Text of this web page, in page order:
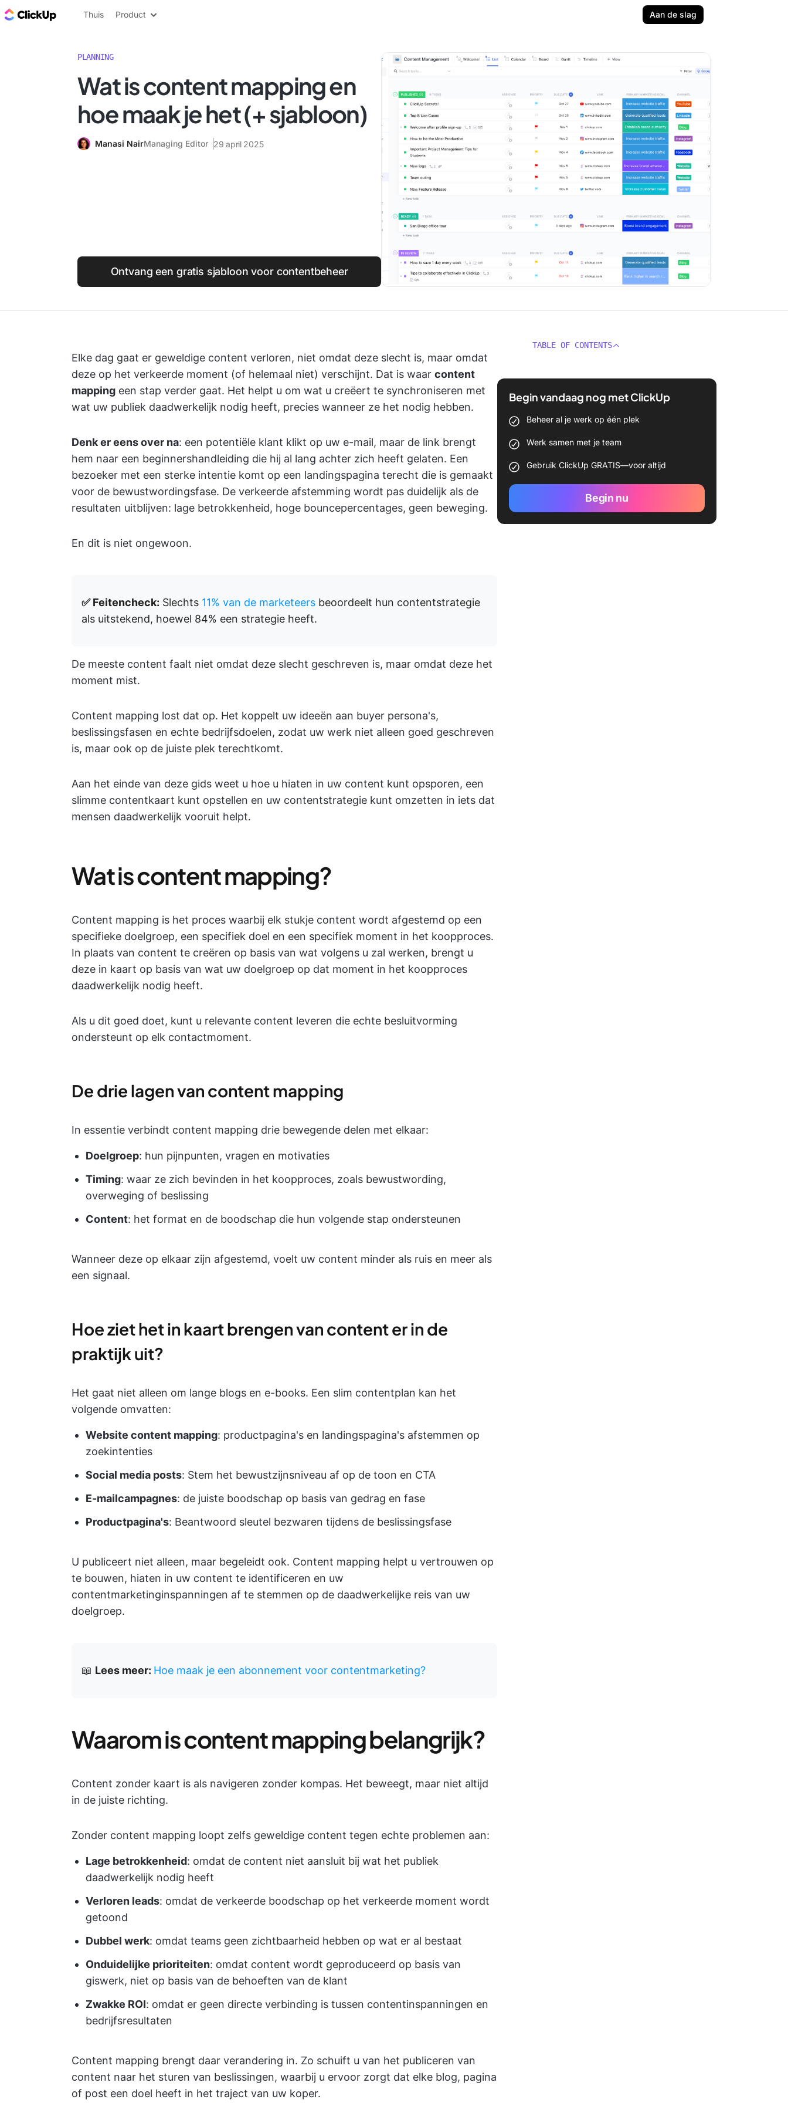
ClickUp Blog
Thuis Product Aan de slag
PLANNING
Wat is content mapping en
hoe maak je het (+ sjabloon)
Manasi NairManaging Editor 29 april 2025
Ontvang een gratis sjabloon voor contentbeheer
Elke dag gaat er geweldige content verloren, niet omdat deze slecht is, maar omdat
deze op het verkeerde moment (of helemaal niet) verschijnt. Dat is waar content
mapping een stap verder gaat. Het helpt u om wat u creëert te synchroniseren met
wat uw publiek daadwerkelijk nodig heeft, precies wanneer ze het nodig hebben.
Denk er eens over na: een potentiële klant klikt op uw e-mail, maar de link brengt
hem naar een beginnershandleiding die hij al lang achter zich heeft gelaten. Een
bezoeker met een sterke intentie komt op een landingspagina terecht die is gemaakt
voor de bewustwordingsfase. De verkeerde afstemming wordt pas duidelijk als de
resultaten uitblijven: lage betrokkenheid, hoge bouncepercentages, geen beweging.
En dit is niet ongewoon.
✅ Feitencheck: Slechts 11% van de marketeers beoordeelt hun contentstrategie
als uitstekend, hoewel 84% een strategie heeft.
De meeste content faalt niet omdat deze slecht geschreven is, maar omdat deze het
moment mist.
Content mapping lost dat op. Het koppelt uw ideeën aan buyer persona's,
beslissingsfasen en echte bedrijfsdoelen, zodat uw werk niet alleen goed geschreven
is, maar ook op de juiste plek terechtkomt.
Aan het einde van deze gids weet u hoe u hiaten in uw content kunt opsporen, een
slimme contentkaart kunt opstellen en uw contentstrategie kunt omzetten in iets dat
mensen daadwerkelijk vooruit helpt.
Wat is content mapping?
Content mapping is het proces waarbij elk stukje content wordt afgestemd op een
specifieke doelgroep, een specifiek doel en een specifiek moment in het koopproces.
In plaats van content te creëren op basis van wat volgens u zal werken, brengt u
deze in kaart op basis van wat uw doelgroep op dat moment in het koopproces
daadwerkelijk nodig heeft.
Als u dit goed doet, kunt u relevante content leveren die echte besluitvorming
ondersteunt op elk contactmoment.
De drie lagen van content mapping
In essentie verbindt content mapping drie bewegende delen met elkaar:
Doelgroep: hun pijnpunten, vragen en motivaties
Timing: waar ze zich bevinden in het koopproces, zoals bewustwording,
overweging of beslissing
Content: het format en de boodschap die hun volgende stap ondersteunen
Wanneer deze op elkaar zijn afgestemd, voelt uw content minder als ruis en meer als
een signaal.
Hoe ziet het in kaart brengen van content er in de
praktijk uit?
Het gaat niet alleen om lange blogs en e-books. Een slim contentplan kan het
volgende omvatten:
Website content mapping: productpagina's en landingspagina's afstemmen op
zoekintenties
Social media posts: Stem het bewustzijnsniveau af op de toon en CTA
E-mailcampagnes: de juiste boodschap op basis van gedrag en fase
Productpagina's: Beantwoord sleutel bezwaren tijdens de beslissingsfase
U publiceert niet alleen, maar begeleidt ook. Content mapping helpt u vertrouwen op
te bouwen, hiaten in uw content te identificeren en uw
contentmarketinginspanningen af te stemmen op de daadwerkelijke reis van uw
doelgroep.
📖 Lees meer: Hoe maak je een abonnement voor contentmarketing?
Waarom is content mapping belangrijk?
Content zonder kaart is als navigeren zonder kompas. Het beweegt, maar niet altijd
in de juiste richting.
Zonder content mapping loopt zelfs geweldige content tegen echte problemen aan:
Lage betrokkenheid: omdat de content niet aansluit bij wat het publiek
daadwerkelijk nodig heeft
Verloren leads: omdat de verkeerde boodschap op het verkeerde moment wordt
getoond
Dubbel werk: omdat teams geen zichtbaarheid hebben op wat er al bestaat
Onduidelijke prioriteiten: omdat content wordt geproduceerd op basis van
giswerk, niet op basis van de behoeften van de klant
Zwakke ROI: omdat er geen directe verbinding is tussen contentinspanningen en
bedrijfsresultaten
Content mapping brengt daar verandering in. Zo schuift u van het publiceren van
content naar het sturen van beslissingen, waarbij u ervoor zorgt dat elke blog, pagina
of post een doel heeft in het traject van uw koper.
TABLE OF CONTENTS
Begin vandaag nog met ClickUp
Beheer al je werk op één plek
Werk samen met je team
Gebruik ClickUp GRATIS—voor altijd
Begin nu